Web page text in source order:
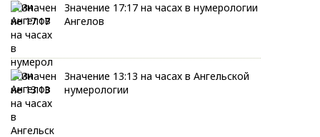
Значение 17:17 на часах в нумерологии
Ангелов
Значение 13:13 на часах в Ангельской
нумерологии